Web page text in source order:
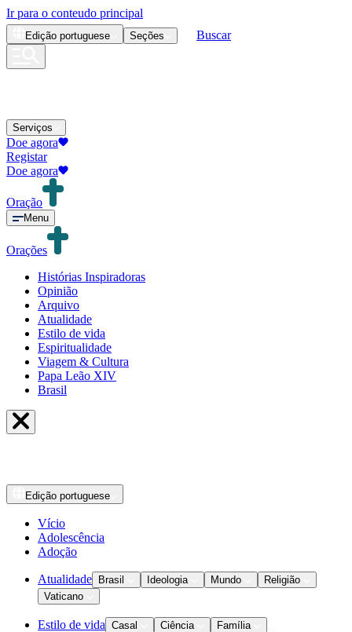
Ir para o conteudo principal
Edição portuguese Seções Buscar
Serviços
Doe agora
Registar
Doe agora
Oração
Menu
Orações
Histórias Inspiradoras
Opinião
Arquivo
Atualidade
Estilo de vida
Espiritualidade
Viagem & Cultura
Papa Leão XIV
Brasil
Edição portuguese
Vício
Adolescência
Adoção
Atualidade Brasil Ideologia Mundo
Religião
Vaticano
Estilo de vida Casal Ciência
Família